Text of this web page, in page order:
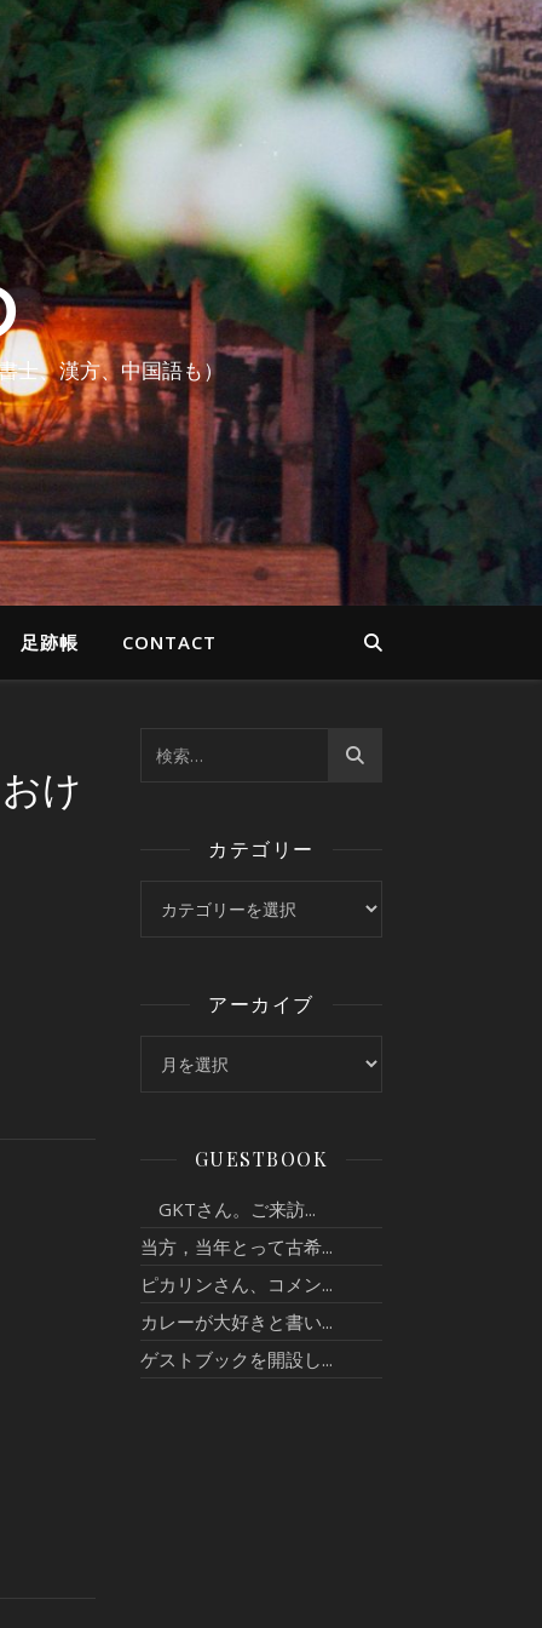
士、漢方、中国語も）
足跡帳 CONTACT
け
カテゴリー
アーカイブ
GUESTBOOK
GKTさん。ご来訪...
当方，当年とって古希...
ピカリンさん、コメン...
カレーが大好きと書い...
ゲストブックを開設し...